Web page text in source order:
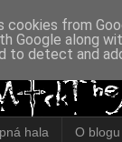
hala O blogu
cookies from
Google along
to detect and